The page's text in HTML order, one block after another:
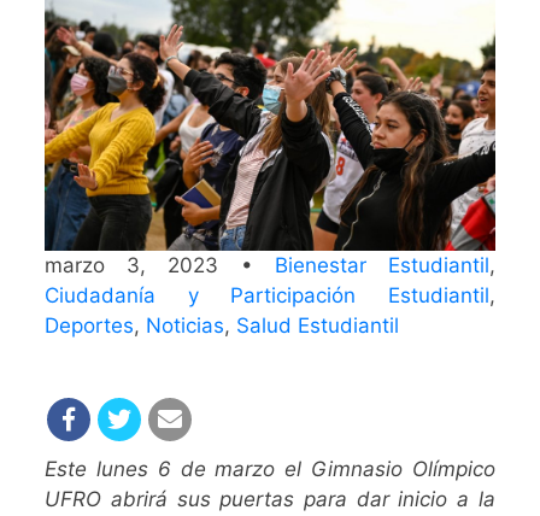
marzo 3, 2023 • Bienestar Estudiantil,
Ciudadanía y Participación Estudiantil,
Deportes, Noticias, Salud Estudiantil
Este lunes 6 de marzo el Gimnasio Olímpico
UFRO abrirá sus puertas para dar inicio a la